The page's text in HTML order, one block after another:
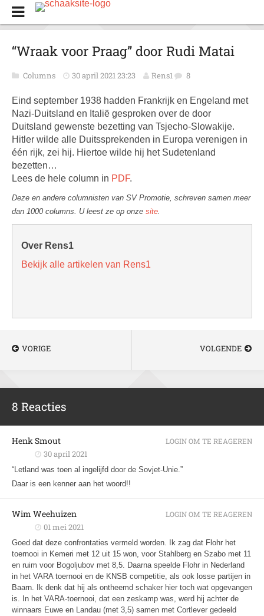
“Wraak voor Praag” door Rudi Matai
Columns 30 april 2021 23:23 Rens1 8
Eind september 1938 hadden Frankrijk en Engeland met
Nazi-Duitsland en Italië gesproken over de door
Duitsland gewenste bezetting van Tsjecho-Slowakije.
Hitler wilde alle Duitssprekenden in Europa verenigen in
één rijk, zei hij. Hiertoe wilde hij het Sudetenland
bezetten…
Lees de hele column in PDF.
Deze en andere columnisten van SV Promotie, schreven samen meer
dan 1000 columns. U leest ze op onze site.
Over Rens1
Bekijk alle artikelen van Rens1
VORIGE VOLGENDE
8 Reacties
Henk Smout
30 april 2021
“Letland was toen al ingelijfd door de Sovjet-Unie.”
Daar is een kenner aan het woord!!
LOGIN OM TE REAGEREN
Wim Weehuizen
01 mei 2021
Goed dat deze confrontaties vermeld worden. Ik zag dat Flohr het
toernooi in Kemeri met 12 uit 15 won, voor Stahlberg en Szabo met 11
en ruim voor Bogoljubov met 8,5. Daarna speelde Flohr in Nederland
in het VARA toernooi en de KNSB competitie, als ook losse partijen in
Baarn. Ik denk dat hij als ontheemd schaker hier toch wat opgevangen
is. In het VARA-toernooi, dat een zeskamp was, werd hij achter de
winnaars Euwe en Landau (met 3,5) samen met Cortlever gedeeld
LOGIN OM TE REAGEREN